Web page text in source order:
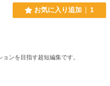
お気に入り追加 1
ンを目指す超短編集です。